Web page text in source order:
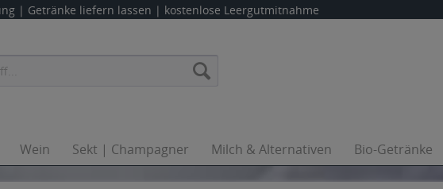
| Getränke liefern lassen | kostenlose Leergutmitnahme
Wein Sekt | Champagner Milch & Alternativen Bio-Getränke